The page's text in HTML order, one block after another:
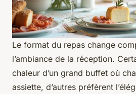
Le format du repas change
l’ambiance de la réception.
chaleur d’un grand buffet où
assiette, d’autres préfèrent